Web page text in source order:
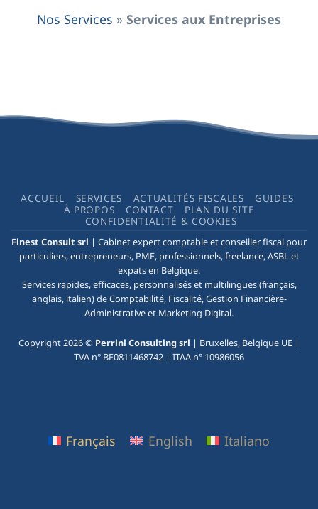
Nos Services » Services aux Entreprises
ACCUEIL SERVICES ACTUALITÉS FISCALES
GUIDES
À PROPOS
CONTACT
PLAN DU SITE
CONFIDENTIALITÉ & COOKIES
Finest Consult srl | Cabinet expert comptableetconseiller fiscal pour
particuliers, entrepreneurs, PME, professionnels, freelance, ASBL et
expats en Belgique.
Services rapides, efficaces, personnalisés et multilingues (français,
anglais, italien) de Comptabilité, Fiscalité, Gestion Financière-
Administrative et Marketing Digital.
Copyright 2026 © Perrini Consulting srl | Bruxelles, Belgique UE |
TVA n° BE0811468742 | ITAA n° 10986056
Français English Italiano